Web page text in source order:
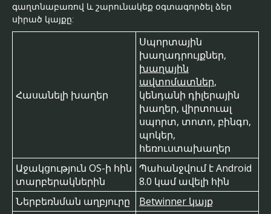
գաղտնաբառով և շարունակեք օգտագործել ձեր
սիրած կայքը:
Հասանելի խաղեր
Սպորտային
խաղադրույքներ,
խաղային
ավտոմատներ,
կենդանի դիլերային
խաղեր, վիրտուալ
սպորտ, տոտո, բինգո,
պոկեր,
հեռուստախաղեր
Աջակցություն OS-ի հին
տարբերակներին
Պահանջվում է Android
8.0 կամ ավելի հին
Ներբեռնման աղբյուրը
Betwinner կայք